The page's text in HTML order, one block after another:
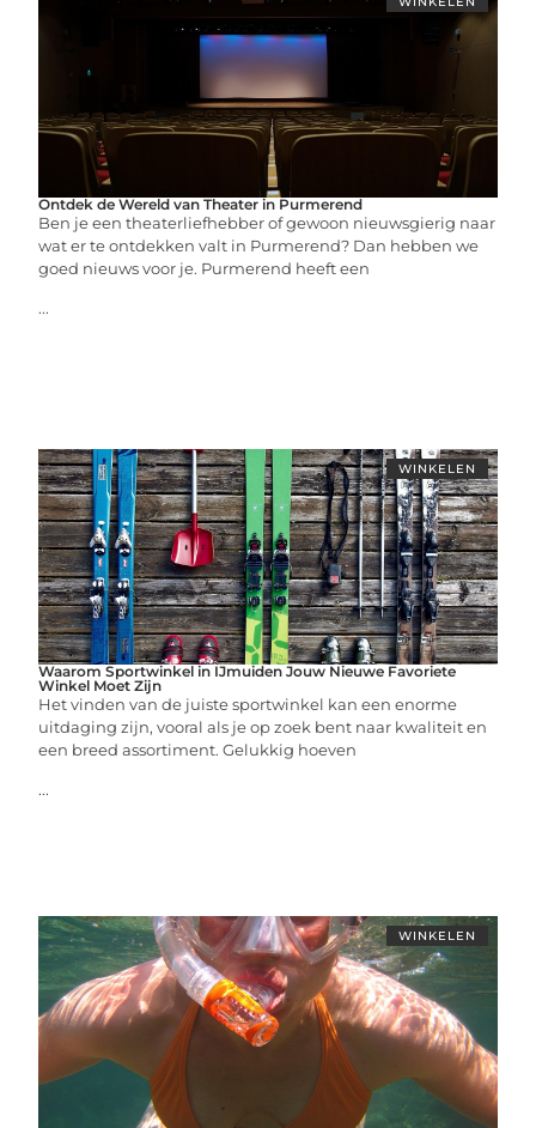
Ontdek de Wereld van Theater in Purmerend
Ben je een theaterliefhebber of gewoon nieuwsgierig naar
wat er te ontdekken valt in Purmerend? Dan hebben we
goed nieuws voor je. Purmerend heeft een
...
WINKELEN
Waarom Sportwinkel in IJmuiden Jouw Nieuwe Favoriete
Winkel Moet Zijn
Het vinden van de juiste sportwinkel kan een enorme
uitdaging zijn, vooral als je op zoek bent naar kwaliteit en
een breed assortiment. Gelukkig hoeven
...
WINKELEN